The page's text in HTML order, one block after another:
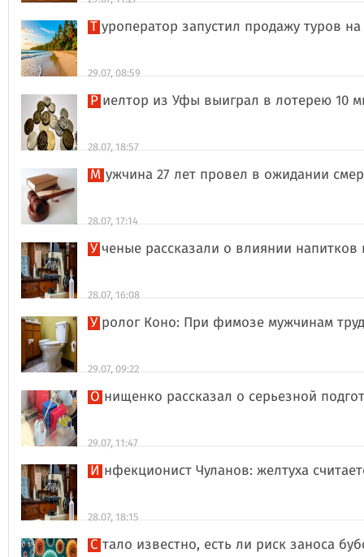
Туроператор запустил продажу туров
29.07, 08:59
Риелтор из Уфы выиграл в лотерею 10
28.07, 18:57
Мужчина 27 лет провел в ожидании
28.07, 17:14
Ученые рассказали о влиянии
28.07, 16:08
Уролог Коно: При фимозе мужчинам
29.07, 09:22
Онищенко рассказал о серьезной
29.07, 11:47
Инфекционист Чуланов: желтуха
28.07, 18:15
Стало известно, есть ли риск заноса